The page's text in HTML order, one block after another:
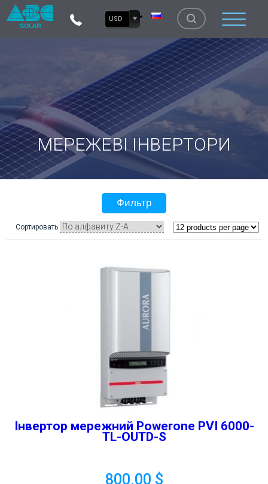
USD
МЕРЕЖЕВІ ІНВЕРТОРИ
Фильтр
Сортировать
Інвертор мережний Powerone PVI 6000-
TL-OUTD-S
800.00 $